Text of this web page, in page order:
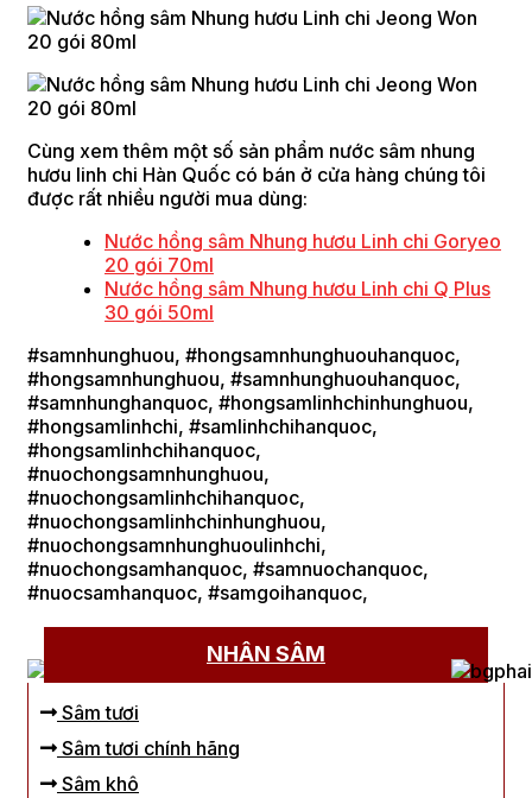
Cùng xem thêm một số sản phẩm nước sâm nhung
hươu linh chi Hàn Quốc có bán ở cửa hàng chúng tôi
được rất nhiều người mua dùng:
Nước hồng sâm Nhung hươu Linh chi Goryeo
20 gói 70ml
Nước hồng sâm Nhung hươu Linh chi Q Plus
30 gói 50ml
#samnhunghuou, #hongsamnhunghuouhanquoc,
#hongsamnhunghuou, #samnhunghuouhanquoc,
#samnhunghanquoc, #hongsamlinhchinhunghuou,
#hongsamlinhchi, #samlinhchihanquoc,
#hongsamlinhchihanquoc,
#nuochongsamnhunghuou,
#nuochongsamlinhchihanquoc,
#nuochongsamlinhchinhunghuou,
#nuochongsamnhunghuoulinhchi,
#nuochongsamhanquoc, #samnuochanquoc,
#nuocsamhanquoc, #samgoihanquoc,
NHÂN SÂM
Sâm tươi
Sâm tươi chính hãng
Sâm khô